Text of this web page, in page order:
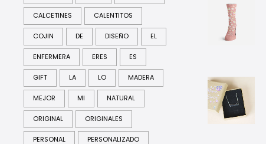
CALCETINES CALENTITOS
COJIN DE DISEÑO EL
ENFERMERA ERES ES
GIFT LA LO MADERA
MEJOR MI NATURAL
ORIGINAL ORIGINALES
PERSONAL PERSONALIZADO